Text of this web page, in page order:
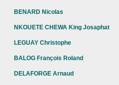
BENARD Nicolas
NKOUETE CHEWA King Josaphat
LEGUAY Christophe
BALOG François Roland
DELAFORGE Arnaud